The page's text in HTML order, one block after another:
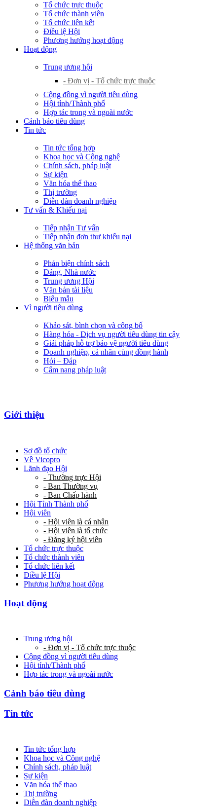
Tổ chức trực thuộc
Tổ chức thành viên
Tổ chức liên kết
Điều lệ Hội
Phương hướng hoạt động
Hoạt động
Trung ương hội
- Đơn vị - Tổ chức trực thuộc
Cộng đồng vì người tiêu dùng
Hội tỉnh/Thành phố
Hợp tác trong và ngoài nước
Cảnh báo tiêu dùng
Tin tức
Tin tức tổng hợp
Khoa học và Công nghệ
Chính sách, pháp luật
Sự kiện
Văn hóa thể thao
Thị trường
Diễn đàn doanh nghiệp
Tư vấn & Khiếu nại
Tiếp nhận Tư vấn
Tiếp nhận đơn thư khiếu nại
Hệ thống văn bản
Phản biện chính sách
Đảng, Nhà nước
Trung ương Hội
Văn bản tài liệu
Biểu mẫu
Vì người tiêu dùng
Khảo sát, bình chọn và công bố
Hàng hóa - Dịch vụ người tiêu dùng tin cậy
Giải pháp hỗ trợ bảo vệ người tiêu dùng
Doanh nghiệp, cá nhân cùng đồng hành
Hỏi – Đáp
Cẩm nang pháp luật
Giới thiệu
Sơ đồ tổ chức
Về Vicopro
Lãnh đạo Hội
- Thường trực Hội
- Ban Thường vụ
- Ban Chấp hành
Hội Tỉnh Thành phố
Hội viên
- Hội viên là cá nhân
- Hội viên là tổ chức
- Đăng ký hội viên
Tổ chức trực thuộc
Tổ chức thành viên
Tổ chức liên kết
Điều lệ Hội
Phương hướng hoạt động
Hoạt động
Trung ương hội
- Đơn vị - Tổ chức trực thuộc
Cộng đồng vì người tiêu dùng
Hội tỉnh/Thành phố
Hợp tác trong và ngoài nước
Cảnh báo tiêu dùng
Tin tức
Tin tức tổng hợp
Khoa học và Công nghệ
Chính sách, pháp luật
Sự kiện
Văn hóa thể thao
Thị trường
Diễn đàn doanh nghiệp